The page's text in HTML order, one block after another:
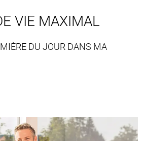
VIE MAXIMAL
DU JOUR DANS MA